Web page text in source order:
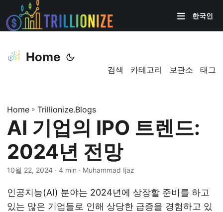
한국인
Home
검색 카테고리 보관소 태그
Home » Trillionize.Blogs
AI 기업의 IPO 트렌드:
2024년 전망
10월 22, 2024 · 4 min · Muhammad Ijaz
인공지능(AI) 분야는 2024년에 상장할 준비를 하고
있는 많은 기업들로 인해 상당한 급증을 경험하고 있